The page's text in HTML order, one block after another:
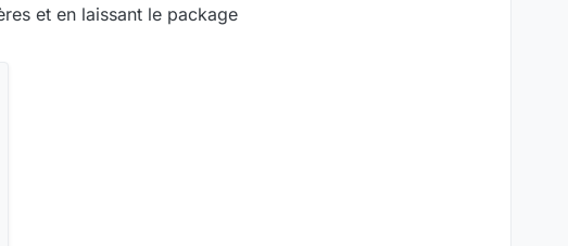
et en laissant le package